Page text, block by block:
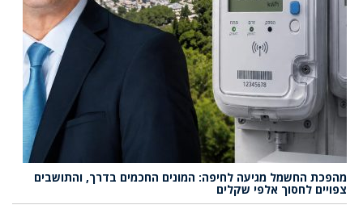
מהפכת החשמל מגיעה לחיפה: המונים החכמים בדרך, והתושבים
צפויים לחסוך אלפי שקלים